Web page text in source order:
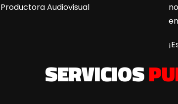
Productora Audiovisual
SERVICIOS